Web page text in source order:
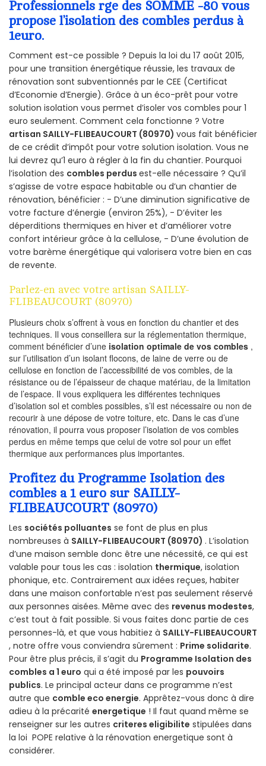
Professionnels rge des SOMME -80 vous
propose l’isolation des combles perdus à
1euro.
Comment est-ce possible ? Depuis la loi du 17 août 2015,
pour une transition énergétique réussie, les travaux de
rénovation sont subventionnés par le CEE (Certificat
d’Economie d’Energie). Grâce à un éco-prêt pour votre
solution isolation vous permet d’isoler vos combles pour 1
euro seulement. Comment cela fonctionne ? Votre
artisan SAILLY-FLIBEAUCOURT (80970) vous fait bénéficier
de ce crédit d’impôt pour votre solution isolation. Vous ne
lui devrez qu’1 euro à régler à la fin du chantier. Pourquoi
l’isolation des combles perdus est-elle nécessaire ? Qu’il
s’agisse de votre espace habitable ou d’un chantier de
rénovation, bénéficier : - D’une diminution significative de
votre facture d’énergie (environ 25%), - D’éviter les
déperditions thermiques en hiver et d’améliorer votre
confort intérieur grâce à la cellulose, - D’une évolution de
votre barème énergétique qui valorisera votre bien en cas
de revente.
Parlez-en avec votre artisan SAILLY-
FLIBEAUCOURT (80970)
Plusieurs choix s’offrent à vous en fonction du chantier et des
techniques. Il vous conseillera sur la réglementation thermique,
comment bénéficier d’une isolation optimale de vos combles ,
sur l’utilisation d’un isolant flocons, de laine de verre ou de
cellulose en fonction de l’accessibilité de vos combles, de la
résistance ou de l’épaisseur de chaque matériau, de la limitation
de l’espace. Il vous expliquera les différentes techniques
d’isolation sol et combles possibles, s’il est nécessaire ou non de
recourir à une dépose de votre toiture, etc. Dans le cas d’une
rénovation, il pourra vous proposer l’isolation de vos combles
perdus en même temps que celui de votre sol pour un effet
thermique aux performances plus importantes.
Profitez du Programme Isolation des
combles a 1 euro sur SAILLY-
FLIBEAUCOURT (80970)
Les sociétés polluantes se font de plus en plus
nombreuses à SAILLY-FLIBEAUCOURT (80970) . L’isolation
d’une maison semble donc être une nécessité, ce qui est
valable pour tous les cas : isolation thermique, isolation
phonique, etc. Contrairement aux idées reçues, habiter
dans une maison confortable n’est pas seulement réservé
aux personnes aisées. Même avec des revenus modestes,
c’est tout à fait possible. Si vous faites donc partie de ces
personnes-là, et que vous habitiez à SAILLY-FLIBEAUCOURT
, notre offre vous conviendra sûrement : Prime solidarite.
Pour être plus précis, il s’agit du Programme Isolation des
combles a 1 euro qui a été imposé par les pouvoirs
publics. Le principal acteur dans ce programme n’est
autre que comble eco energie. Apprêtez-vous donc à dire
adieu à la précarité energetique ! Il faut quand même se
renseigner sur les autres criteres eligibilite stipulées dans
la loi POPE relative à la rénovation energetique sont à
considérer.